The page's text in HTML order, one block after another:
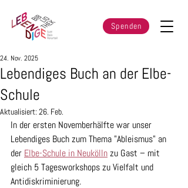
Spenden
Lebendiges Buch an der Elbe-
Schule
24. Nov. 2025
Aktualisiert: 26. Feb.
In der ersten Novemberhälfte war unser
Lebendiges Buch zum Thema "Ableismus" an
der Elbe-Schule in Neukölln zu Gast – mit
gleich 5 Tagesworkshops zu Vielfalt und
Antidiskriminierung.